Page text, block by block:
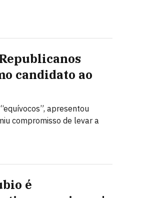
candidato ao
apresentou
compromisso de levar a
é